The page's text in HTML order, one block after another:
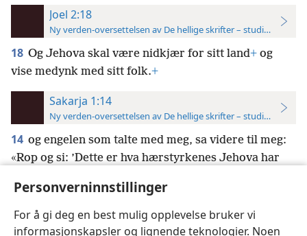
Personverninnstillinger
For å gi deg en best mulig opplevelse bruker vi
informasjonskapsler og lignende teknologier. Noen
Joel 2:18
Ny verden-oversettelsen av De hellige skrifter – studieutgave
18 Og Jehova skal være nidkjær for sitt land+ og
vise medynk med sitt folk.+
Sakarja 1:14
Ny verden-oversettelsen av De hellige skrifter – studieutgave
14 og engelen som talte med meg, sa videre til meg:
«Rop og si: ’Dette er hva hærstyrkenes Jehova har
Sion med stor nidkjærhet.+